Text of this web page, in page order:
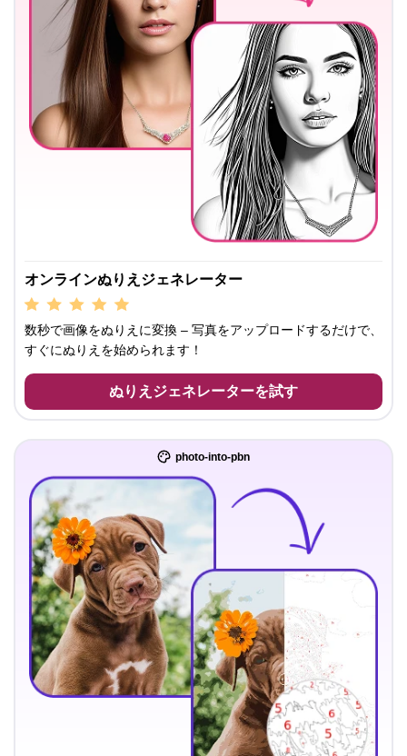
オンラインぬりえジェネレーター
数秒で画像をぬりえに変換 – 写真をアップロードするだけで、
すぐにぬりえを始められます！
ぬりえジェネレーターを試す
photo-into-pbn